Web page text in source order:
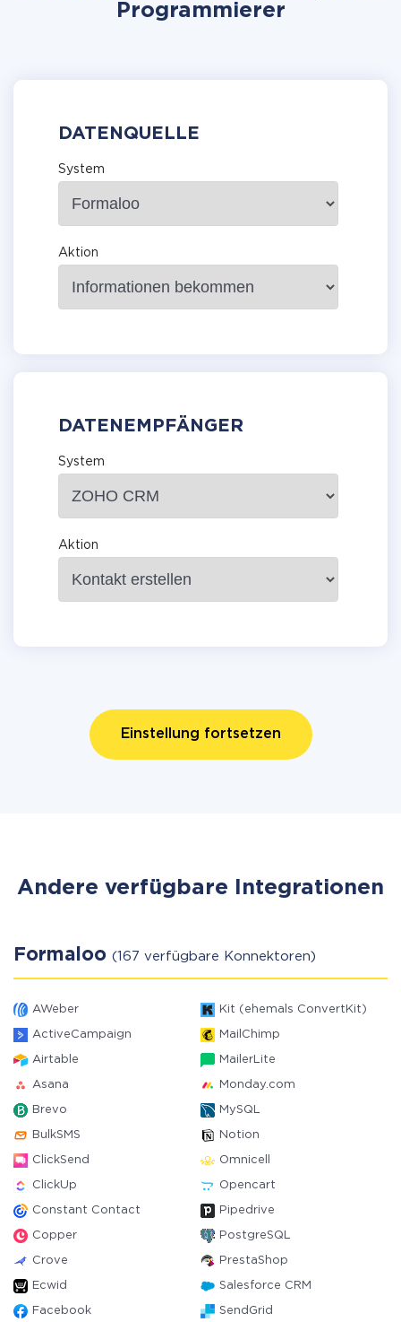
Programmierer
DATENQUELLE
System
Aktion
DATENEMPFÄNGER
System
Aktion
Einstellung fortsetzen
Andere verfügbare Integrationen
Formaloo (167 verfügbare Konnektoren)
AWeber Kit (ehemals ConvertKit)
ActiveCampaign MailChimp
Airtable MailerLite
Asana Monday.com
Brevo MySQL
BulkSMS Notion
ClickSend Omnicell
ClickUp Opencart
Constant Contact Pipedrive
Copper PostgreSQL
Crove PrestaShop
Ecwid Salesforce CRM
Facebook SendGrid